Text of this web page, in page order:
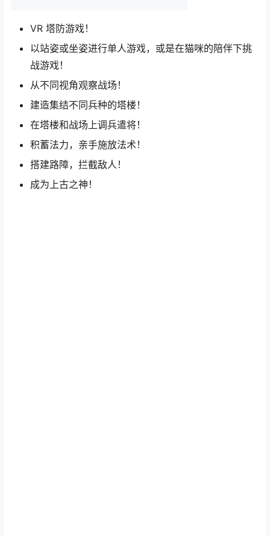
以站姿或坐姿进行单人游戏，或是在猫咪的陪伴下挑